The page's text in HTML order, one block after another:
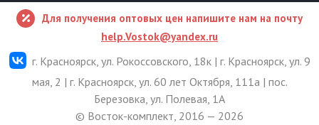
Для получения оптовых цен напишите нам на почту
help.Vostok@yandex.ru
г. Красноярск, ул. Рокоссовского, 18к | г. Красноярск, ул. 9
мая, 2 | г. Красноярск, ул. 60 лет Октября, 111а | пос.
Березовка, ул. Полевая, 1А
© Восток-комплект, 2016 — 2026